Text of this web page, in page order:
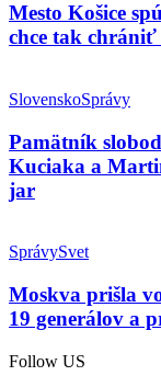
Mesto Košice
chce tak
SlovenskoSprávy
Pamätník
Kuciaka a
jar
SprávySvet
Moskva prišla
19 generálov a
Follow US